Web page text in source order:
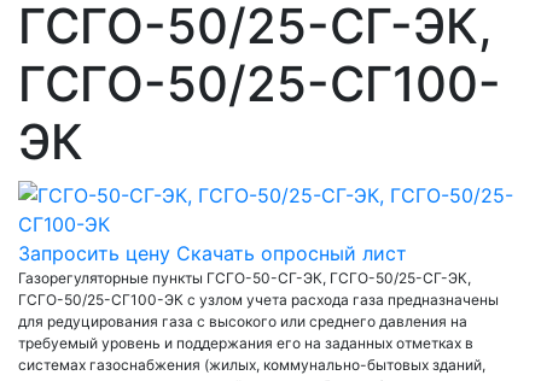
ГСГО-50/25-СГ-ЭК,
ГСГО-50/25-СГ100-
ЭК
Запросить цену Скачать опросный лист
Газорегуляторные пункты ГСГО-50-СГ-ЭК, ГСГО-50/25-СГ-ЭК,
ГСГО-50/25-СГ100-ЭК с узлом учета расхода газа предназначены
для редуцирования газа с высокого или среднего давления на
требуемый уровень и поддержания его на заданных отметках в
системах газоснабжения (жилых, коммунально-бытовых зданий,